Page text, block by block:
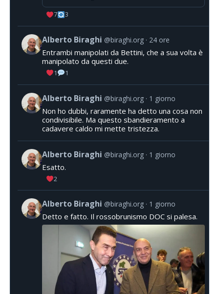
7 3
Alberto Biraghi @biraghi.org 24 ore
Entrambi manipolati da Bettini, che a sua volta è
manipolato da questi due.
1 1
Alberto Biraghi @biraghi.org 1 giorno
Non ho dubbi, raramente ha detto una cosa non
condivisibile. Ma questo sbandieramento a
cadavere caldo mi mette tristezza.
Alberto Biraghi @biraghi.org 1 giorno
Esatto.
2
Alberto Biraghi @biraghi.org 1 giorno
Detto e fatto. Il rossobrunismo DOC si palesa.